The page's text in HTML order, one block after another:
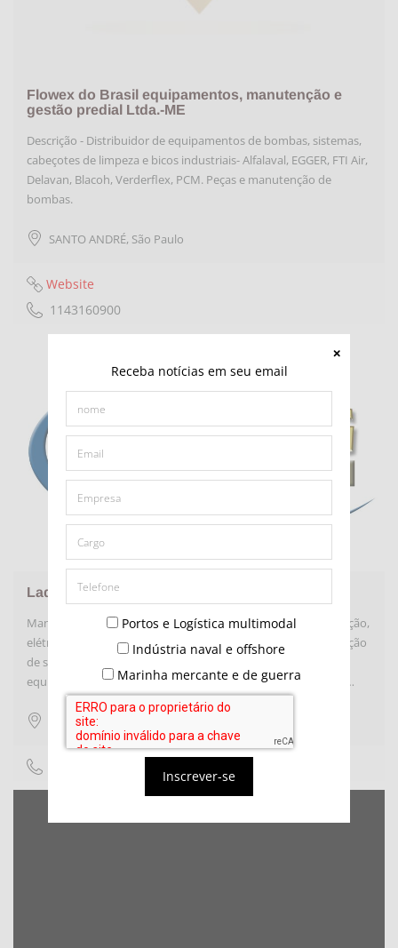
Receba notícias em seu email
Portos e Logística multimodal
Indústria naval e offshore
Marinha mercante e de guerra
Inscrever-se
Flowex do Brasil equipamentos, manutenção e
gestão predial Ltda.-ME
Descrição - Distribuidor de equipamentos de bombas, sistemas,
cabeçotes de limpeza e bicos industriais- Alfalaval, EGGER, FTI Air,
Delavan, Blacoh, Verderflex, PCM. Peças e manutenção de
bombas.
SANTO ANDRÉ, São Paulo
Website
1143160900
Ladder Serviços Industriais Ltda
Manutenção, construção e montagem nas áreas de ( automação,
elétrica, instrumentação, mecânica de equipamentos );prestação
de serviços de armazenagem de produtos e
equipamentos.manutenção, construção, reforma e inspeção…
Rio das Ostras